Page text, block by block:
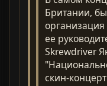
Британии,
ее
Skrewdriver
скин-